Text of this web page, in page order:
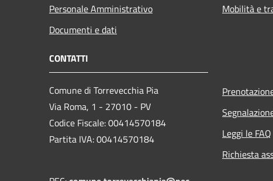
Personale Amministrativo
Documenti e dati
Mobilità e
CONTATTI
Comune di Torrevecchia Pia
Via Roma, 1 - 27010 - PV
Codice Fiscale: 00414570184
Partita IVA: 00414570184
Leggi le FAQ
Richiesta